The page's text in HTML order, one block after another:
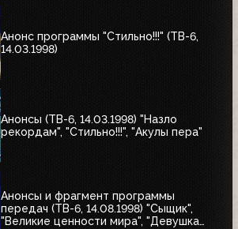
Анонс программы "Стильно!!!" (ТВ-6,
14.03.1998)
Анонсы (ТВ-6, 14.03.1998) "Назло
рекордам", "Стильно!!!", "Акулы пера"
Анонсы и фрагмент программы
передач (ТВ-6, 14.08.1998) "Сыщик",
"Великие ценности мира", "Девушка